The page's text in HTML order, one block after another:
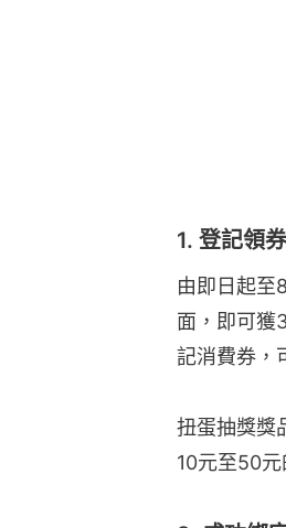
1. 登記領
由即日起至
面，即可獲
記消費券，
扭蛋抽獎獎
10元至50元